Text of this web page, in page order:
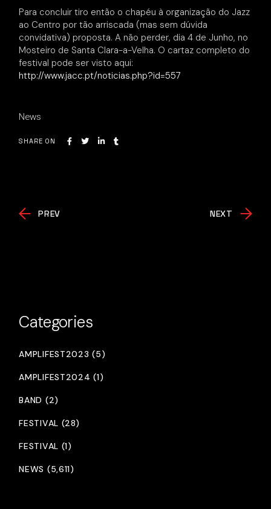
Para concluir tiro então o chapéu à organização do Jazz
ao Centro por tão arriscada (mas sem dúvida
convidativa) proposta. A não perder, dia 4 de Junho, no
Mosteiro de Santa Clara-a-Velha. O cartaz completo do
festival pode ser visto aqui:
http://www.jacc.pt/noticias.php?id=557
News
SHARE ON
PREV NEXT
Categories
AMPLIFEST2023 (5)
AMPLIFEST2024 (1)
BAND (2)
FESTIVAL (28)
FESTIVAL (1)
NEWS (5,611)